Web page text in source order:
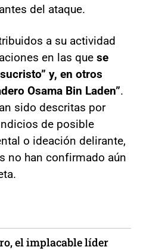
del ataque.
a su actividad
en las que se
y, en otros
Osama Bin Laden”.
sido descritas por
de posible
o ideación delirante,
no han confirmado aún
el implacable líder